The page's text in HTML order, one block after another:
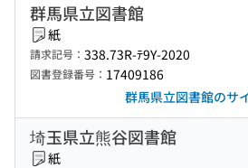
群馬県立図書館
紙
請求記号： 338.73R-ﾃ9Y-2020
図書登録番号： 17409186
群馬県立図書館のサ
埼玉県立熊谷図書館
紙